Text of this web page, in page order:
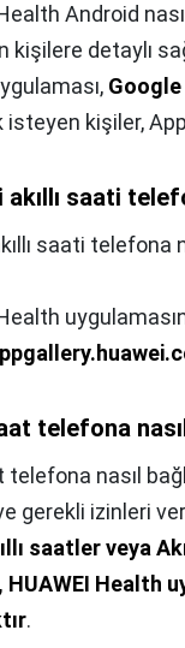
Android
kişilere detaylı
Google
kişiler,
akıllı saati
saati telefona
telefona
telefona nasıl
gerekli izinleri
saatler veya
HUAWEI Health
.